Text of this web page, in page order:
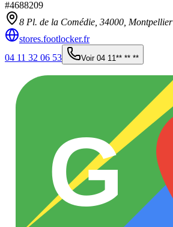
#4688209
8 Pl. de la Comédie, 34000 Montpellier
stores.footlocker.fr
04 11 32 06 53
Voir 04 11** ** **
G